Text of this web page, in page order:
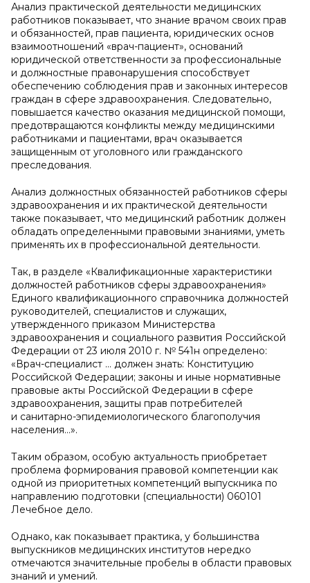
Анализ практической деятельности медицинских
работников показывает, что знание врачом своих прав
и обязанностей, прав пациента, юридических основ
взаимоотношений «врач-пациент», оснований
юридической ответственности за профессиональные
и должностные правонарушения способствует
обеспечению соблюдения прав и законных интересов
граждан в сфере здравоохранения. Следовательно,
повышается качество оказания медицинской помощи,
предотвращаются конфликты между медицинскими
работниками и пациентами, врач оказывается
защищенным от уголовного или гражданского
преследования.
Анализ должностных обязанностей работников сферы
здравоохранения и их практической деятельности
также показывает, что медицинский работник должен
обладать определенными правовыми знаниями, уметь
применять их в профессиональной деятельности.
Так, в разделе «Квалификационные характеристики
должностей работников сферы здравоохранения»
Единого квалификационного справочника должностей
руководителей, специалистов и служащих,
утвержденного приказом Министерства
здравоохранения и социального развития Российской
Федерации от 23 июля 2010 г. № 541н определено:
«Врач-специалист … должен знать: Конституцию
Российской Федерации; законы и иные нормативные
правовые акты Российской Федерации в сфере
здравоохранения, защиты прав потребителей
и санитарно-эпидемиологического благополучия
населения…».
Таким образом, особую актуальность приобретает
проблема формирования правовой компетенции как
одной из приоритетных компетенций выпускника по
направлению подготовки (специальности) 060101
Лечебное дело.
Однако, как показывает практика, у большинства
выпускников медицинских институтов нередко
отмечаются значительные пробелы в области правовых
знаний и умений.